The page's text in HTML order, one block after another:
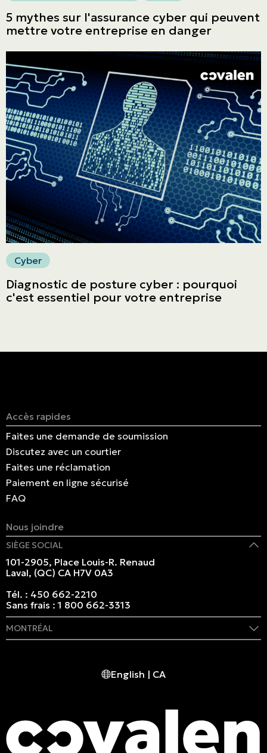
5 mythes sur l'assurance cyber qui peuvent
mettre votre entreprise en danger
Cyber
Diagnostic de posture cyber : pourquoi
c'est essentiel pour votre entreprise
Accès rapides
Faites une demande de soumission
Discutez avec un courtier
Faites une réclamation
Paiement en ligne sécurisé
FAQ
Nous joindre
SIÈGE SOCIAL
101-2905, Place Louis-R. Renaud
Laval, (QC) CA H7V 0A3
Tél. : 450 662-2210
Sans frais :1 800 662-3313
MONTRÉAL
409 rue Marie-Morin
English | CA